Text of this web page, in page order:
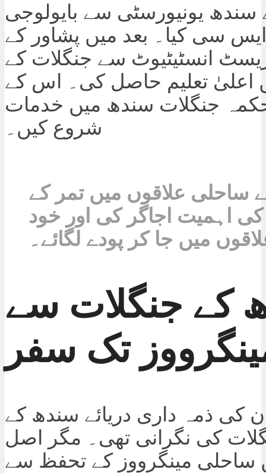
سندھ یونیورسٹی سے بایولوجی
سی کیا۔ بعد میں پشاور کے
انسٹیٹیوٹ سے جنگلات کے
اعلیٰ تعلیم حاصل کی۔ اس کے
جنگلات سندھ میں خدمات
شروع کیں۔
ساحلی علاقوں میں تمر کے
اہمیت اجاگر کی اور خود
میں جا کر پودے لگائے۔
کے جنگلات سے
تک سفر
ان کی ذمہ داری دریائے سندھ کے
کی نگرانی تھی۔ مگر اصل
ساحلی مینگرووز کے تحفظ سے